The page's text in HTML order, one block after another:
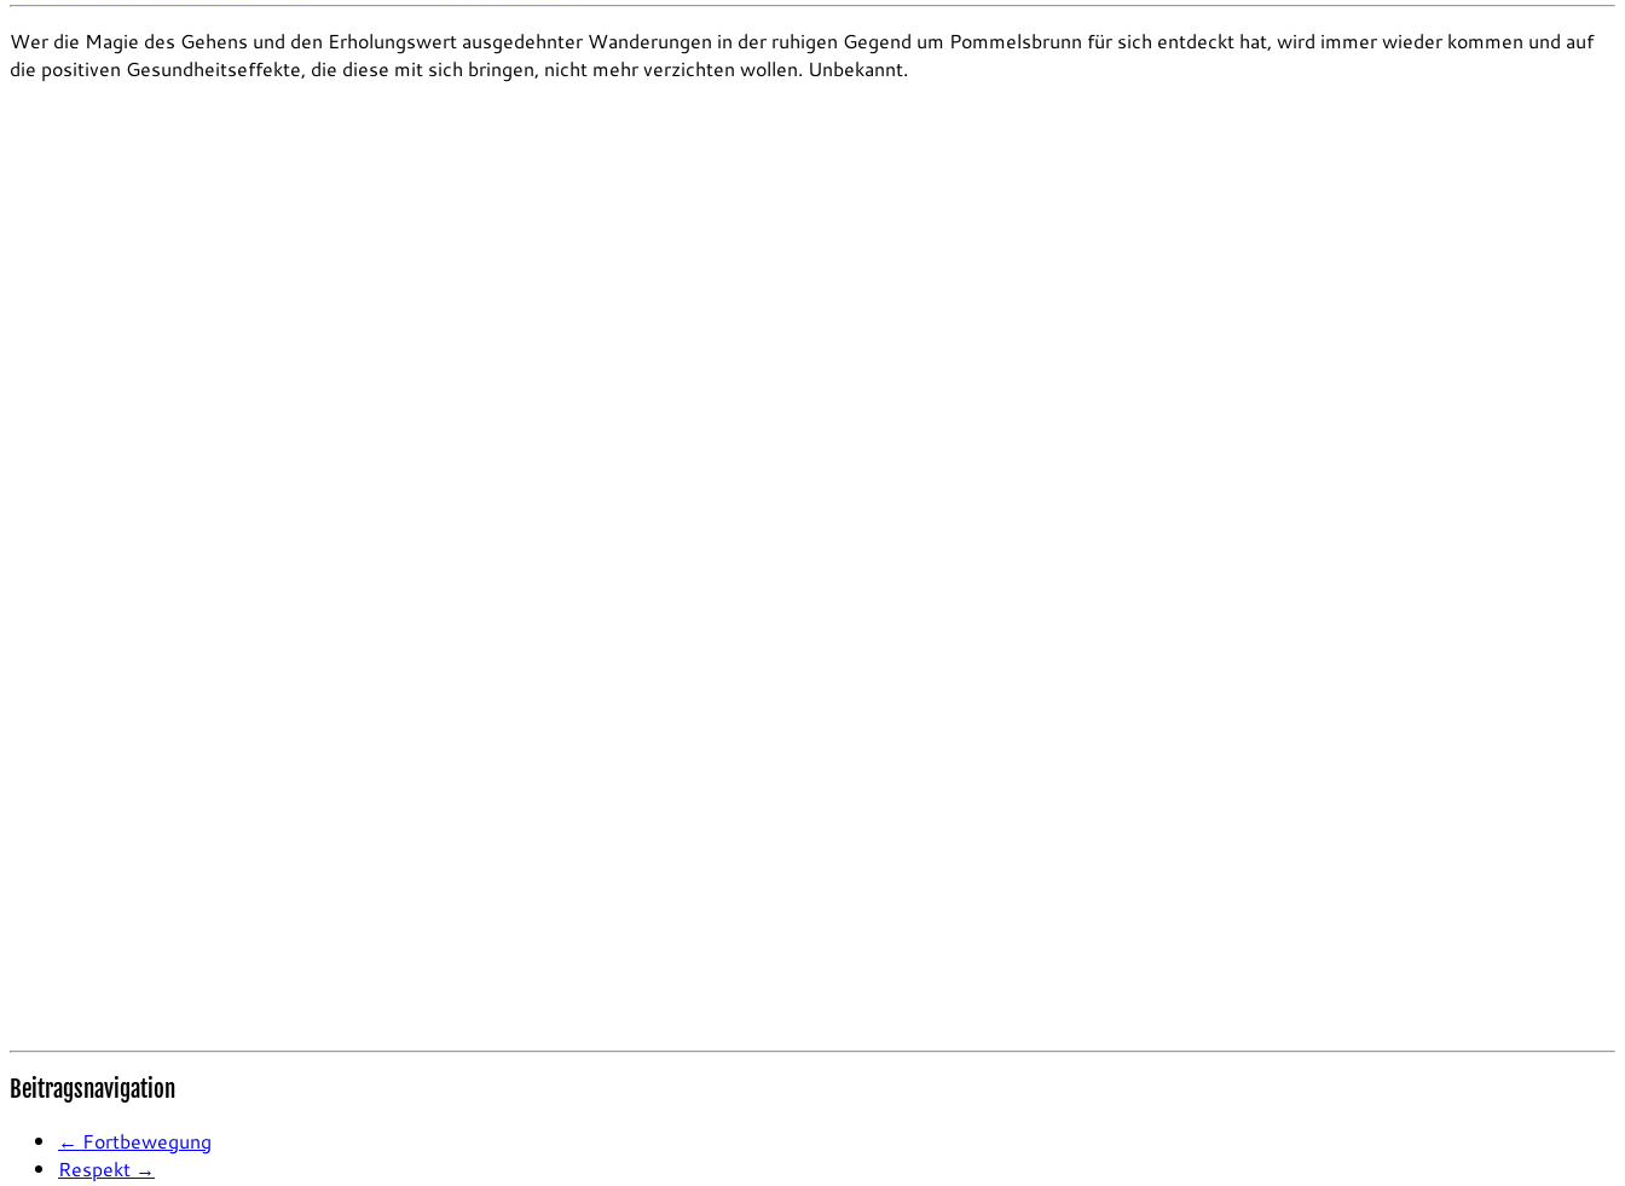
Wer die Magie des Gehens und den Erholungswert ausgedehnter Wanderungen in der ruhigen Gegend um Pommelsbrunn für sich entdeckt hat, wird immer wieder kommen und auf
die positiven Gesundheitseffekte, die diese mit sich bringen, nicht mehr verzichten wollen. Unbekannt.
Beitragsnavigation
← Fortbewegung
Respekt →